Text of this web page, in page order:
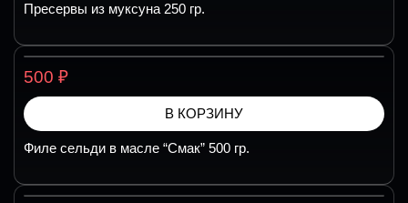
Пресервы из муксуна 250 гр.
500 ₽
В КОРЗИНУ
Филе сельди в масле “Смак” 500 гр.